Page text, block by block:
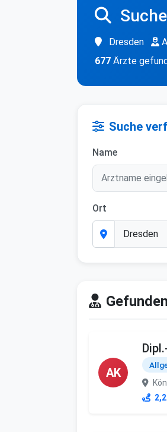
Dresden
677 Ärzte
Suche
Name
Ort
AK